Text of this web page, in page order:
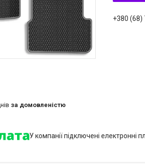
+380 (68)
за домовленістю
У компанії підключені